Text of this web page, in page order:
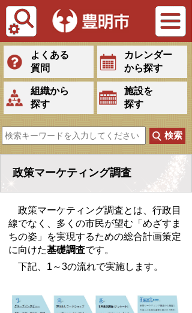
Tiếng Việt
よくある
質問
カレンダー
から探す
組織から
探す
施設を
探す
政策マーケティング調査
政策マーケティング調査とは、行政目
線でなく、多くの市民が望む「めざすま
ちの姿」を実現するための総合計画策定
に向けた基礎調査です。
下記、1～3の流れで実施します。